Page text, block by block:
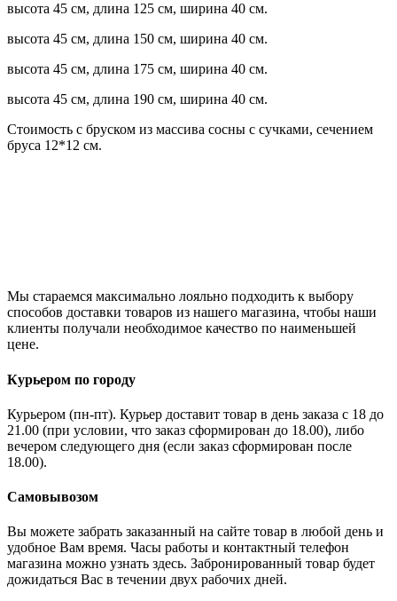
высота 45 см, длина 125 см, ширина 40 см.
высота 45 см, длина 150 см, ширина 40 см.
высота 45 см, длина 175 см, ширина 40 см.
высота 45 см, длина 190 см, ширина 40 см.
Стоимость с бруском из массива сосны с сучками, сечением
бруса 12*12 см.
Мы стараемся максимально лояльно подходить к выбору
способов доставки товаров из нашего магазина, чтобы наши
клиенты получали необходимое качество по наименьшей
цене.
Курьером по городу
Курьером (пн-пт). Курьер доставит товар в день заказа с 18 до
21.00 (при условии, что заказ сформирован до 18.00), либо
вечером следующего дня (если заказ сформирован после
18.00).
Самовывозом
Вы можете забрать заказанный на сайте товар в любой день и
удобное Вам время. Часы работы и контактный телефон
магазина можно узнать здесь. Забронированный товар будет
дожидаться Вас в течении двух рабочих дней.